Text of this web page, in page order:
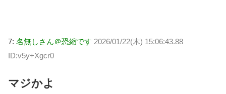
7: 名無しさん＠恐縮です 2026/01/22(木) 15:06:43.88
ID:v5y+Xgcr0
マジかよ